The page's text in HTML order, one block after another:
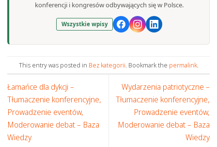
konferencji i kongresów odbywających się w Polsce.
Wszystkie wpisy
This entry was posted in Bez kategorii. Bookmark the permalink.
Łamańce dla dykcji –
Tłumaczenie konferencyjne,
Prowadzenie eventów,
Moderowanie debat – Baza
Wiedzy
Wydarzenia patriotyczne –
Tłumaczenie konferencyjne,
Prowadzenie eventów,
Moderowanie debat – Baza
Wiedzy